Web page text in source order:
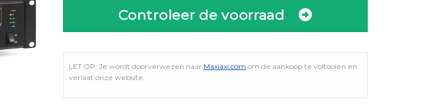
Controleer de voorraad
LET OP: Je wordt doorverwezen naar Maxiaxi.com om de aankoop te voltooien en
verlaat onze website.